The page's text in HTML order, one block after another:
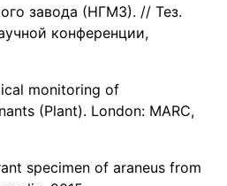
завода (НГМЗ). // Тез.
конференции,
monitoring of
(Plant). London: MARC,
specimen of araneus from